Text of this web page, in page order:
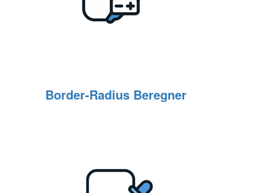
Border‑Radius Beregner